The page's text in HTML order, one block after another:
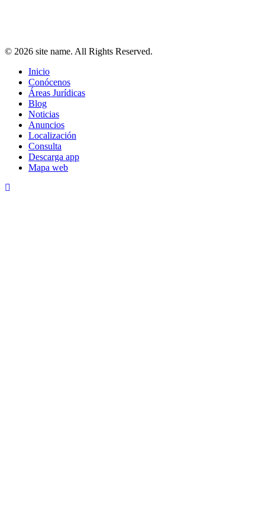
© 2026 site name. All Rights Reserved.
Inicio
Conócenos
Áreas Jurídicas
Blog
Noticias
Anuncios
Localización
Consulta
Descarga app
Mapa web